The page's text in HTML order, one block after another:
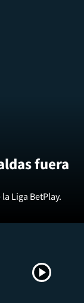
fuera
Liga BetPlay.